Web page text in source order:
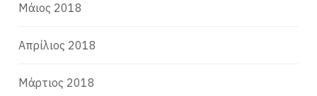
Μάιος 2018
Απρίλιος 2018
Μάρτιος 2018